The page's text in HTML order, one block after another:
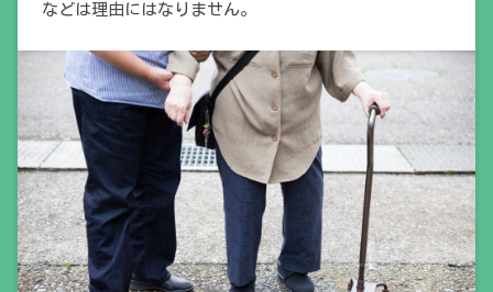
などは理由にはなりません。